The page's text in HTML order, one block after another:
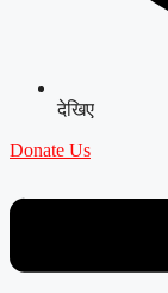
देखिए
Donate Us